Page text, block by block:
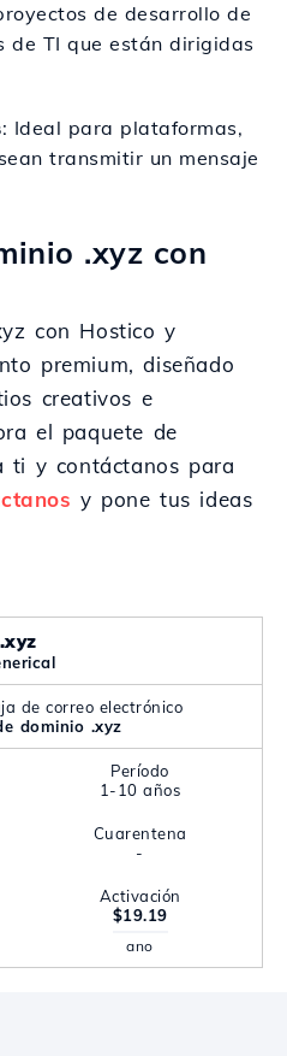
de desarrollo de
de TI que están dirigidas
: Ideal para plataformas,
transmitir un mensaje
.xyz con
con Hostico y
premium, diseñado
creativos e
el paquete de
ti y contáctanos para
y pone tus ideas
.xyz
de correo electrónico
dominio .xyz
Período
1-10 años
Cuarentena
-
Activación
$19.19
ano